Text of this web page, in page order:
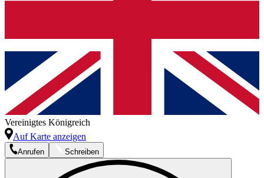
Vereinigtes Königreich
Auf Karte anzeigen
Anrufen Schreiben